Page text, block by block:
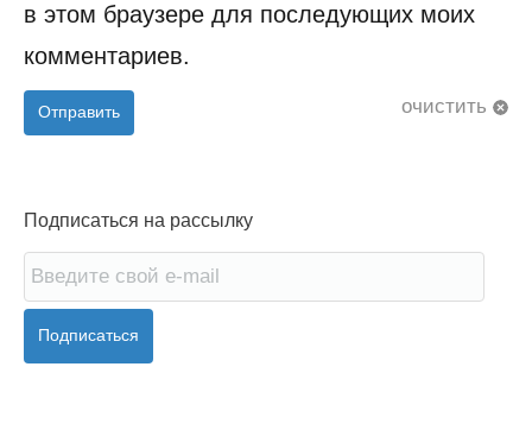
в этом браузере для последующих моих
комментариев.
очистить
Отправить
Подписаться на рассылку
Подписаться